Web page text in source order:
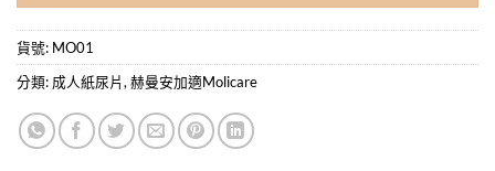
貨號: MO01
分類: 成人紙尿片,赫曼安加適Molicare